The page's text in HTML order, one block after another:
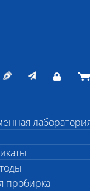
пробирка